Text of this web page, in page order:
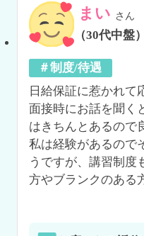
まい さん
（30代中盤）
＃制度/待遇
日給保証に惹かれて
面接時にお話を聞く
はきちんとあるので
私は経験があるので
うですが、講習制度